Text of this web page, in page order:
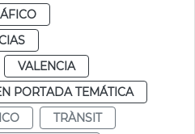
VALENCIA
PORTADA TEMÁTICA
TRÀNSIT